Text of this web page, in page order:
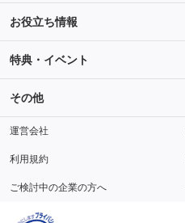
Salesforce案件特集
サービス紹介
ご登録から参画までの流れ
お役立ち情報
ライフ
キャリア
特典・イベント
セミナー
その他
メディアパートナー
運営会社
利用規約
ご検討中の企業の方へ